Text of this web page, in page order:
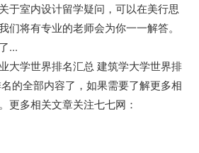
于室内设计留学疑问，可以在美行思
们将有专业的老师会为你一一解答。
...
大学世界排名汇总 建筑学大学世界排
的全部内容了，如果需要了解更多相
更多相关文章关注七七网：